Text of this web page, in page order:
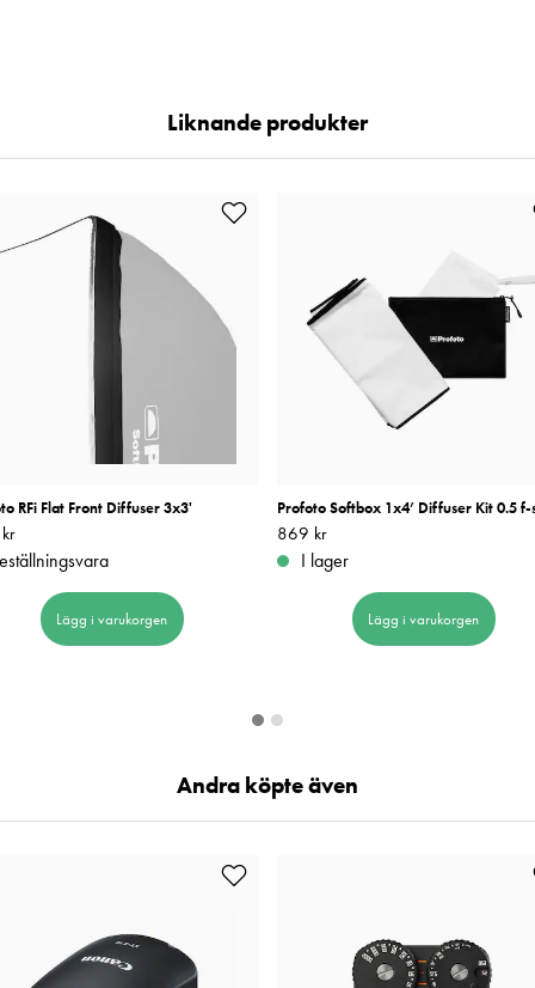
Liknande produkter
RFi Flat Front Diffuser 3x3'
699 kr
Lägg i varukorgen
Profoto Softbox 1x4’ Diffuser Kit 0.5 f-
Pris: 869 kr
869 kr
I lager
Lägg i varukorgen
Andra köpte även